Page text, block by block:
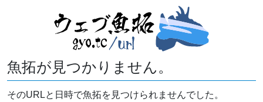
魚拓が見つかりません。
そのURLと日時で魚拓を見つけられませんでした。